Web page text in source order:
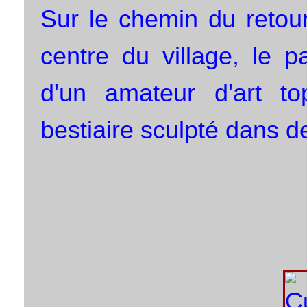
Sur le chemin du
centre du village, le
d'un amateur d'art
bestiaire sculpté dans